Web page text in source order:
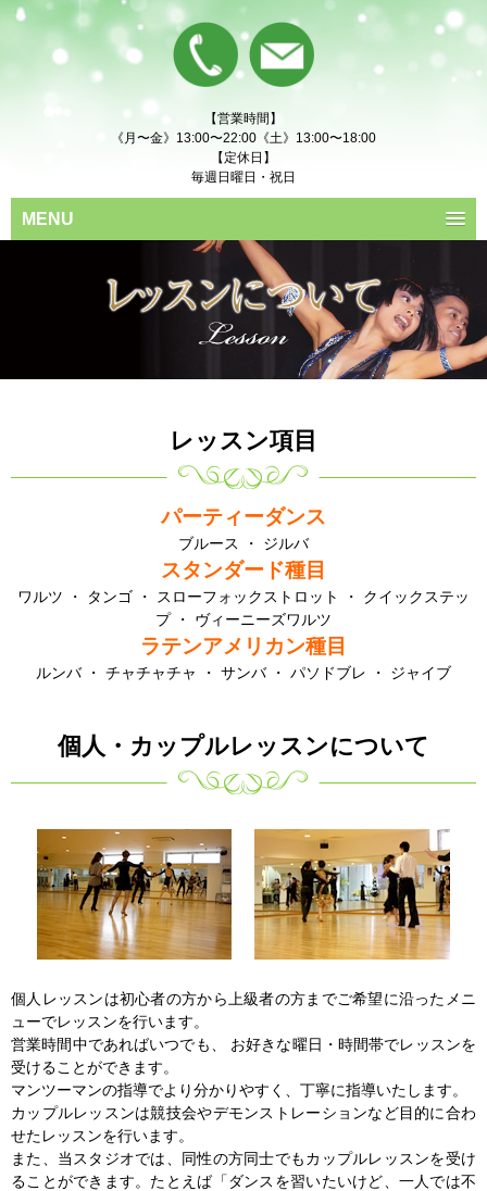
【営業時間】
《月〜金》13:00〜22:00《土》13:00〜18:00
【定休日】
毎週日曜日・祝日
MENU
レッスン項目
パーティーダンス
ブルース ・ ジルバ
スタンダード種目
ワルツ ・ タンゴ ・ スローフォックストロット ・ クイックステッ
プ ・ ヴィーニーズワルツ
ラテンアメリカン種目
ルンバ ・ チャチャチャ ・ サンバ ・ パソドブレ ・ ジャイブ
個人・カップルレッスンについて
個人レッスンは初心者の方から上級者の方までご希望に沿ったメニ
ューでレッスンを行います。
営業時間中であればいつでも、 お好きな曜日・時間帯でレッスンを
受けることができます。
マンツーマンの指導でより分かりやすく、丁寧に指導いたします。
カップルレッスンは競技会やデモンストレーションなど目的に合わ
せたレッスンを行います。
また、当スタジオでは、同性の方同士でもカップルレッスンを受け
ることができます。たとえば「ダンスを習いたいけど、一人では不